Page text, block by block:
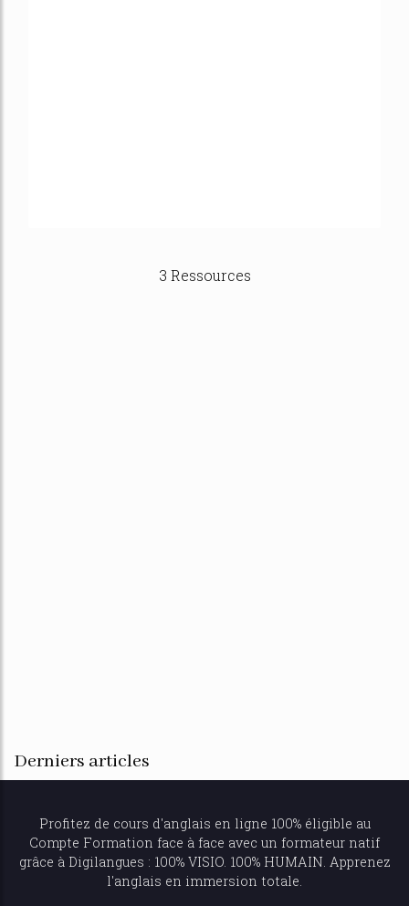
3 Ressources
Derniers articles
Profitez de cours d'anglais en ligne 100% éligible au
Compte Formation face à face avec un formateur natif
grâce à Digilangues : 100% VISIO. 100% HUMAIN. Apprenez
l'anglais en immersion totale.